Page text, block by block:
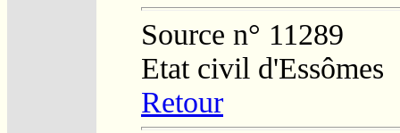
Source n° 11289
Etat civil d'Essômes
Retour